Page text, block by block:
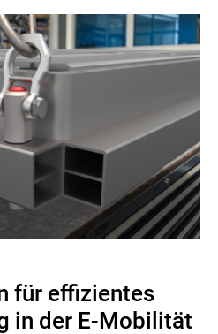
für effizientes
in der E-Mobilität